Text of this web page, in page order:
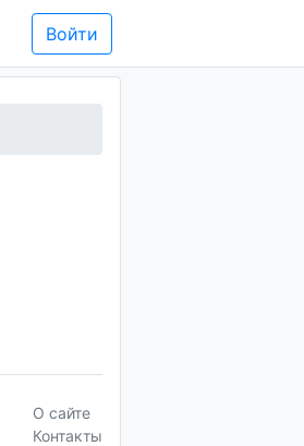
Войти
О сайте
Контакты